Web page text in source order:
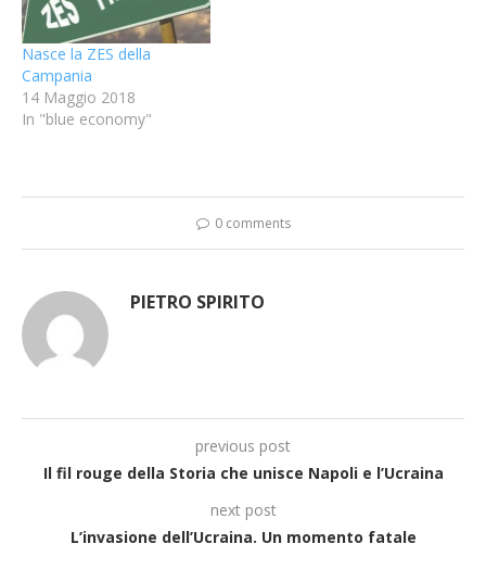
Nasce la ZES della
Campania
14 Maggio 2018
In "blue economy"
0 comments
PIETRO SPIRITO
previous post
Il fil rouge della Storia che unisce Napoli e l’Ucraina
next post
L’invasione dell’Ucraina. Un momento fatale